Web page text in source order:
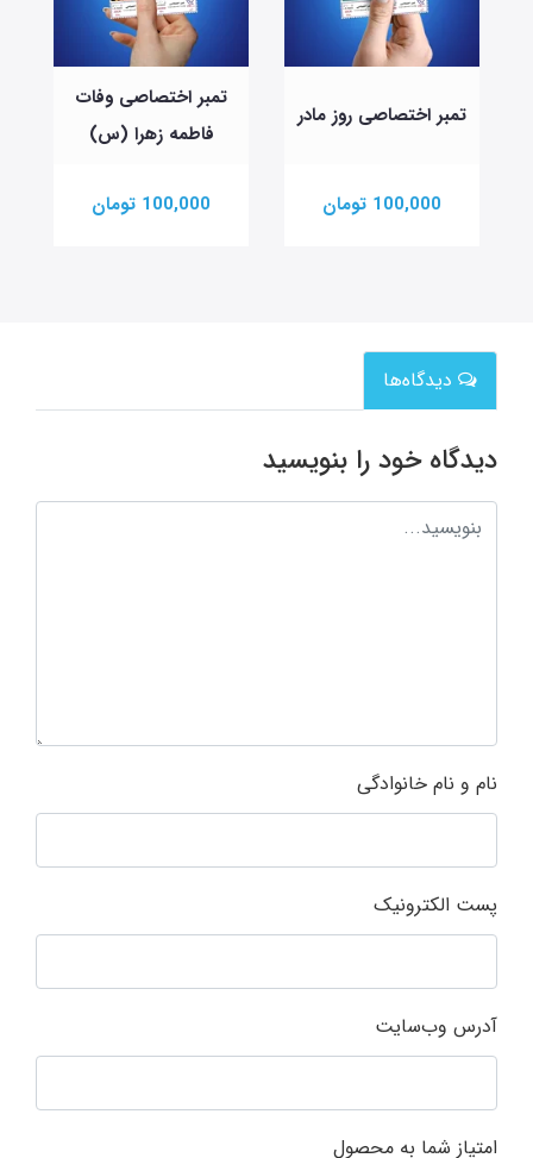
تمبر اختصاصی روز مادر
100,000 تومان
تمبر اختصاصی وفات
فاطمه زهرا (س)
100,000 تومان
دیدگاه‌ها
دیدگاه خود را بنویسید
نام و نام خانوادگی
پست الکترونیک
آدرس وب‌سایت
امتیاز شما به محصول